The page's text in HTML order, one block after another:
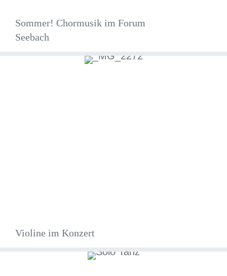
Sommer! Chormusik im Forum
Seebach
Violine im Konzert